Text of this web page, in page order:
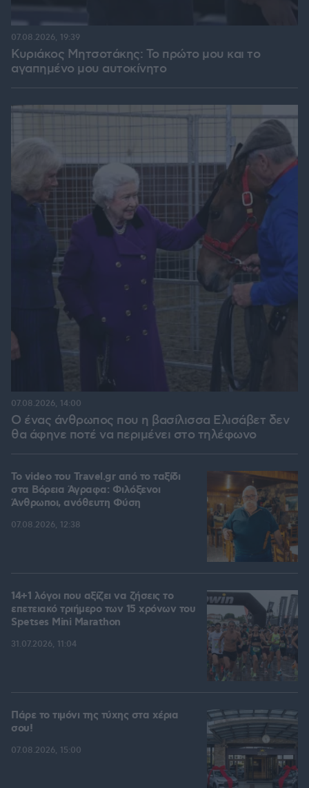
Κυριάκος Μητσοτάκης: Το πρώτο μου και το
αγαπημένο μου αυτοκίνητο
07.08.2026, 19:39
Ο ένας άνθρωπος που η βασίλισσα Ελισάβετ δεν
θα άφηνε ποτέ να περιμένει στο τηλέφωνο
07.08.2026, 14:00
To video του Travel.gr από το ταξίδι
στα Βόρεια Άγραφα: Φιλόξενοι
Άνθρωποι, ανόθευτη Φύση
07.08.2026, 12:38
14+1 λόγοι που αξίζει να ζήσεις το
επετειακό τριήμερο των 15 χρόνων του
Spetses Mini Marathon
31.07.2026, 11:04
Πάρε το τιμόνι της τύχης στα χέρια
σου!
07.08.2026, 15:00